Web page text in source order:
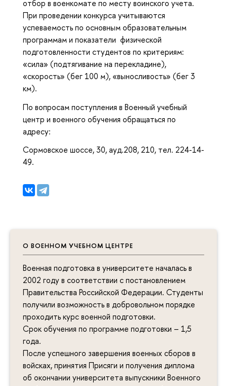
О ВОЕННОМ УЧЕБНОМ ЦЕНТРЕ
Военная подготовка в университете началась в
2002 году в соответствии с постановлением
Правительства Российской Федерации. Студенты
получили возможность в добровольном порядке
проходить курс военной подготовки.
Срок обучения по программе подготовки – 1,5
года.
После успешного завершения военных сборов в
войсках, принятия Присяги и получения диплома
об окончании университета выпускники Военного
отбор в военкомате по месту воинского учета.
При проведении конкурса учитываются
успеваемость по основным образовательным
программам и показатели физической
подготовленности студентов по критериям:
«сила» (подтягивание на перекладине),
«скорость» (бег 100 м), «выносливость» (бег 3
км).
По вопросам поступления в Военный учебный
центр и военного обучения обращаться по
адресу:
Сормовское шоссе, 30, ауд.208, 210, тел. 224-14-
49.